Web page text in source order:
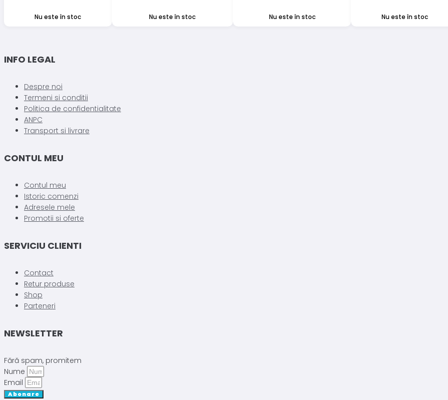
Nu este în stoc Nu este în stoc Nu este în stoc Nu este în stoc
INFO LEGAL
Despre noi
Termeni si conditii
Politica de confidentialitate
ANPC
Transport si livrare
CONTUL MEU
Contul meu
Istoric comenzi
Adresele mele
Promotii si oferte
SERVICIU CLIENTI
Contact
Retur produse
Shop
Parteneri
NEWSLETTER
Fără spam, promitem
Nume
Email
Abonare